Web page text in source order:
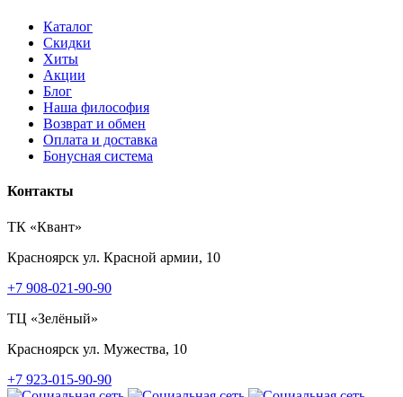
Каталог
Скидки
Хиты
Акции
Блог
Наша философия
Возврат и обмен
Оплата и доставка
Бонусная система
Контакты
ТК «Квант»
Красноярск ул. Красной армии, 10
+7 908-021-90-90
ТЦ «Зелёный»
Красноярск ул. Мужества, 10
+7 923-015-90-90